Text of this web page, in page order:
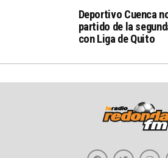
Deportivo Cuenca
partido de la
con Liga de Quito